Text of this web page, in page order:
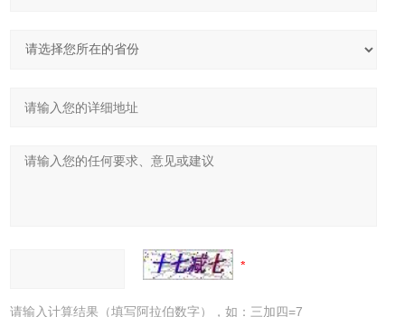
请输入计算结果（填写阿拉伯数字），如：三加四=7